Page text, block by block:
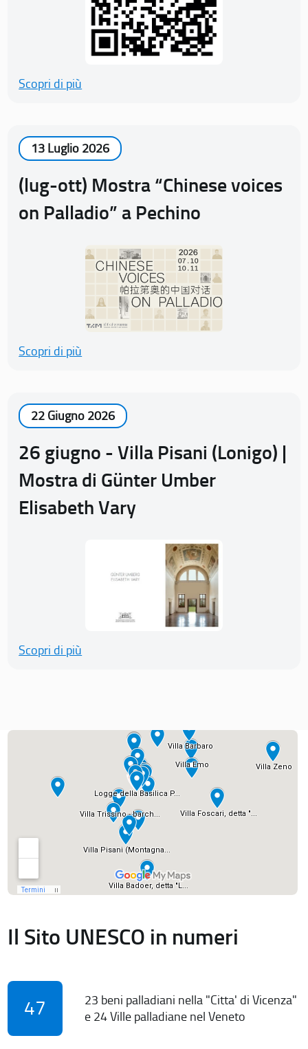
Scopri di più
13 Luglio 2026
(lug-ott) Mostra “Chinese voices
on Palladio” a Pechino
Scopri di più
22 Giugno 2026
26 giugno - Villa Pisani (Lonigo) |
Mostra di Günter Umber
Elisabeth Vary
Scopri di più
Il Sito UNESCO in numeri
47
23 beni palladiani nella "Citta' di Vicenza"
e 24 Ville palladiane nel Veneto